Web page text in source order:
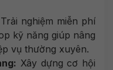
Trải nghiệm miễn phí
kỹ năng giúp nâng
vụ thường xuyên.
Xây dựng cơ hội